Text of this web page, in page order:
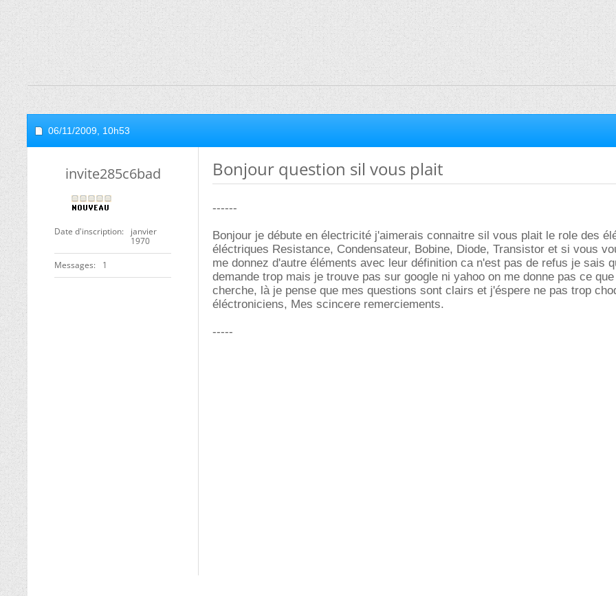
06/11/2009, 10h53
invite285c6bad
Date d'inscription
janvier
1970
Messages 1
Bonjour question sil vous plait
------
Bonjour je débute en électricité j'aimerais connaitre sil vous plait le role des
éléctriques Resistance, Condensateur, Bobine, Diode, Transistor et si vous
me donnez d'autre éléments avec leur définition ca n'est pas de refus je sais
demande trop mais je trouve pas sur google ni yahoo on me donne pas ce
cherche, là je pense que mes questions sont clairs et j'éspere ne pas trop
éléctroniciens, Mes scincere remerciements.
-----